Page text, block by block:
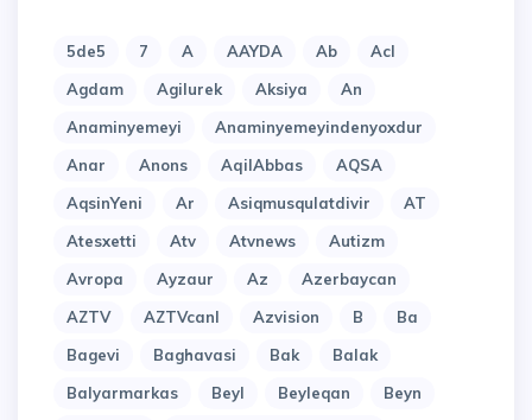
5de5 7 A AAYDA Ab
Acl
Agdam
Agilurek Aksiya
An
Anaminyemeyi
Anaminyemeyindenyoxdur
Anar
Anons AqilAbbas
AQSA
AqsinYeni
Ar Asiqmusqulatdivir
AT
Atesxetti
Atv Atvnews
Autizm
Avropa
Ayzaur Az
Azerbaycan
AZTV
AZTVcanl Azvision B
Ba
Bagevi
Baghavasi Bak
Balak
Balyarmarkas
Beyl Beyleqan
Beyn